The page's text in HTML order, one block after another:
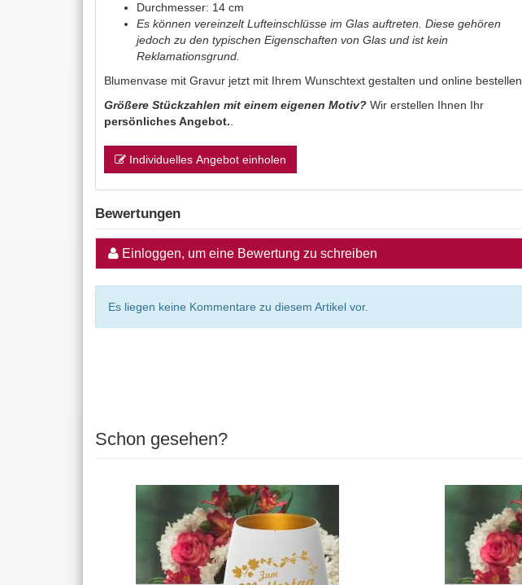
Durchmesser: 14 cm
Es können vereinzelt Lufteinschlüsse im Glas auftreten. Diese gehören
jedoch zu den typischen Eigenschaften von Glas und ist kein
Reklamationsgrund.
Blumenvase mit Gravur jetzt mit Ihrem Wunschtext gestalten und online bestellen.
Größere Stückzahlen mit einem eigenen Motiv? Wir erstellen Ihnen Ihr
persönliches Angebot.
Individuelles Angebot einholen
Bewertungen
Einloggen, um eine Bewertung zu schreiben
Es liegen keine Kommentare zu diesem Artikel vor.
Schon gesehen?